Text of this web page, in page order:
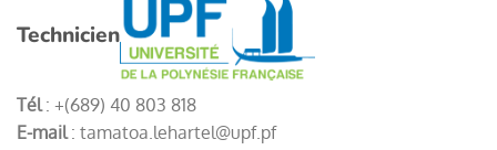
Technicien
Tél: +(689) 40 803 818
E-mail: tamatoa.lehartel@upf.pf